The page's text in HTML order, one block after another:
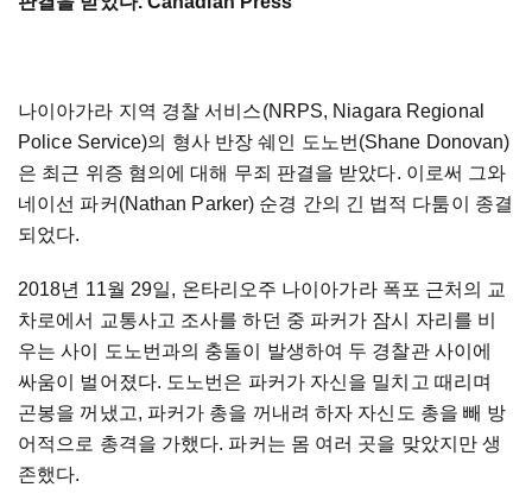
나이아가라 지역 경찰 서비스(NRPS, Niagara Regional
Police Service)의 형사 반장 쉐인 도노번(Shane Donovan)
은 최근 위증 혐의에 대해 무죄 판결을 받았다. 이로써 그와
네이선 파커(Nathan Parker) 순경 간의 긴 법적 다툼이 종결
되었다.
2018년 11월 29일, 온타리오주 나이아가라 폭포 근처의 교
차로에서 교통사고 조사를 하던 중 파커가 잠시 자리를 비
우는 사이 도노번과의 충돌이 발생하여 두 경찰관 사이에
싸움이 벌어졌다. 도노번은 파커가 자신을 밀치고 때리며
곤봉을 꺼냈고, 파커가 총을 꺼내려 하자 자신도 총을 빼 방
어적으로 총격을 가했다. 파커는 몸 여러 곳을 맞았지만 생
존했다.